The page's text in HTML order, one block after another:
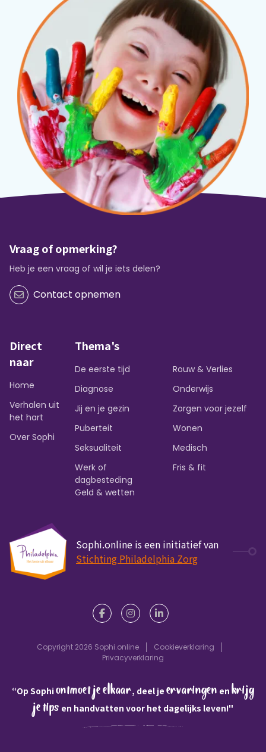
Vraag of opmerking?
Heb je een vraag of wil je iets delen?
Contact opnemen
Direct
naar
Home
Verhalen uit
het hart
Over Sophi
Thema's
De eerste tijd
Diagnose
Jij en je gezin
Puberteit
Seksualiteit
Werk of
dagbesteding
Rouw & Verlies
Onderwijs
Zorgen voor jezelf
Wonen
Medisch
Fris & fit
Geld & wetten
Sophi.online is een initiatief van
Stichting Philadelphia Zorg
Copyright 2026 Sophi.online
Cookieverklaring
Privacyverklaring
“Op Sophiontmoet je elkaar, deel je ervaringen en krijg
je tips en handvatten voor het dagelijks leven!"